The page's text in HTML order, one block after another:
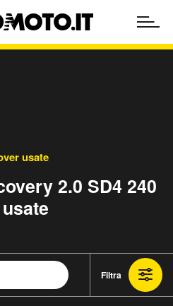
usate
2.0 SD4 240
Filtra